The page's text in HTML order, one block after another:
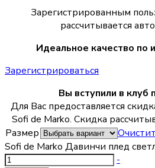
Зарегистрированным
рассчитывается
Идеальное качество по
Зарегистрироваться
Вы вступили в клуб
Для Вас предоставляется
Sofi de Marko. Скидка
Размер
Sofi de Marko Давинчи плед
-